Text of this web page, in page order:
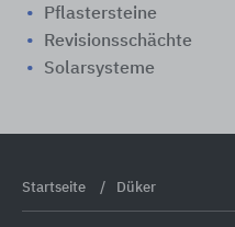
Pflastersteine
Revisionsschächte
Solarsysteme
Startseite Düker